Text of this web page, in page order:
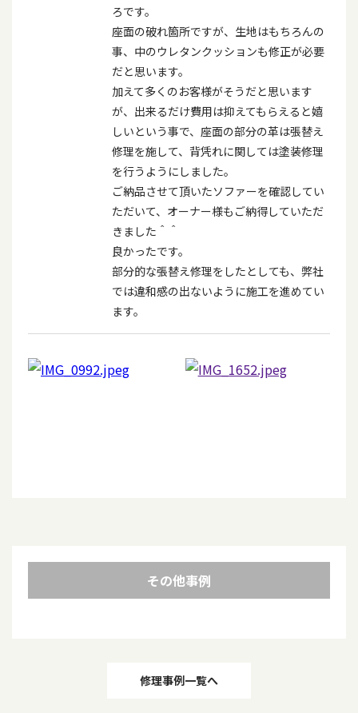
ろです。
座面の破れ箇所ですが、生地はもちろんの
事、中のウレタンクッションも修正が必要
だと思います。
加えて多くのお客様がそうだと思います
が、出来るだけ費用は抑えてもらえると嬉
しいという事で、座面の部分の革は張替え
修理を施して、背凭れに関しては塗装修理
を行うようにしました。
ご納品させて頂いたソファーを確認してい
ただいて、オーナー様もご納得していただ
きました＾＾
良かったです。
部分的な張替え修理をしたとしても、弊社
では違和感の出ないように施工を進めてい
ます。
その他事例
修理事例一覧へ